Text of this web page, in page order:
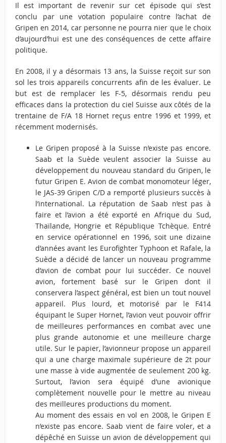
Il est important de revenir sur cet épisode qui s’est
conclu par une votation populaire contre l’achat de
Gripen en 2014, car personne ne pourra nier que le choix
d’aujourd’hui est une des conséquences de cette affaire
politique.
En 2008, il y a désormais 13 ans, la Suisse reçoit sur son
sol les trois appareils concurrents afin de les évaluer. Le
but est de remplacer les F-5, désormais rendu peu
efficaces dans la protection du ciel Suisse aux côtés de la
trentaine de F/A 18 Hornet reçus entre 1996 et 1999, et
récemment modernisés.
Le Gripen proposé à la Suisse n’existe pas encore.
Saab et la Suède veulent associer la Suisse au
développement du nouveau standard du Gripen, le
futur Gripen E. Avion de combat monomoteur léger,
le JAS-39 Gripen C/D a remporté plusieurs succès à
l’international. La réputation de Saab n’est pas à
faire et l’avion a été exporté en Afrique du Sud,
Thaïlande, Hongrie et République Tchèque. Entré
en service opérationnel en 1996, soit une dizaine
d’années avant les Eurofighter Typhoon et Rafale, la
Suède a décidé de lancer un nouveau programme
d’avion de combat pour lui succéder. Ce nouvel
avion, fortement basé sur le Gripen dont il
conservera l’aspect général, est bien un tout nouvel
appareil. Plus lourd, et motorisé par le F414
équipant le Super Hornet, l’avion veut pouvoir offrir
de meilleures performances en combat avec une
plus grande autonomie et une meilleure charge
utile. Sur le papier, l’avionneur propose un appareil
qui a une charge maximale supérieure de 2t pour
une masse à vide augmentée de seulement 200 kg.
Surtout, l’avion sera équipé d’une avionique
complètement nouvelle pour le mettre au niveau
des meilleures productions du moment.
Au moment des essais en vol en 2008, le Gripen E
n’existe pas encore. Saab vient de faire voler, et a
dépêché en Suisse un avion de développement qui